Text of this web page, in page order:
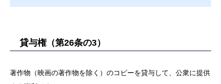
貸与権（第26条の3）
著作物（映画の著作物を除く）のコピーを貸与して、公衆に提供